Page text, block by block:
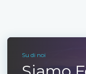
Su di noi